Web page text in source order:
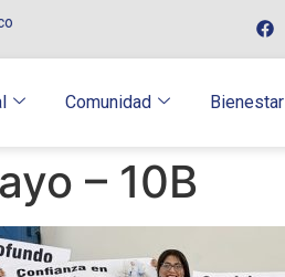
Comunidad Bienestar
– 10B